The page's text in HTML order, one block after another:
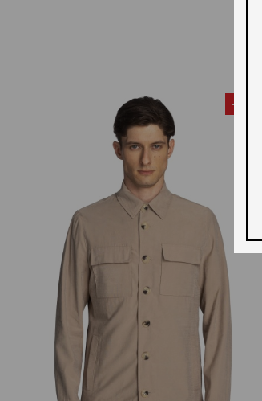
-35%